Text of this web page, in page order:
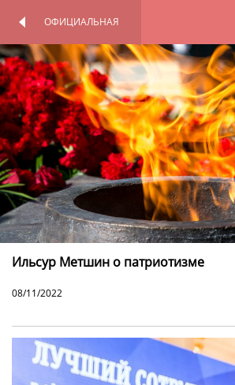
ОФИЦИАЛЬНАЯ
Ильсур Метшин о патриотизме
08/11/2022
ПЕРСОНАЛЬНАЯ
СТРАНИЦА
ОФИЦИАЛЬНАЯ
СТРАНИЦА